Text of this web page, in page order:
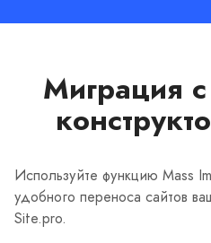
Миграция
Используйте функцию Mass
удобного переноса сайтов
Site.pro.